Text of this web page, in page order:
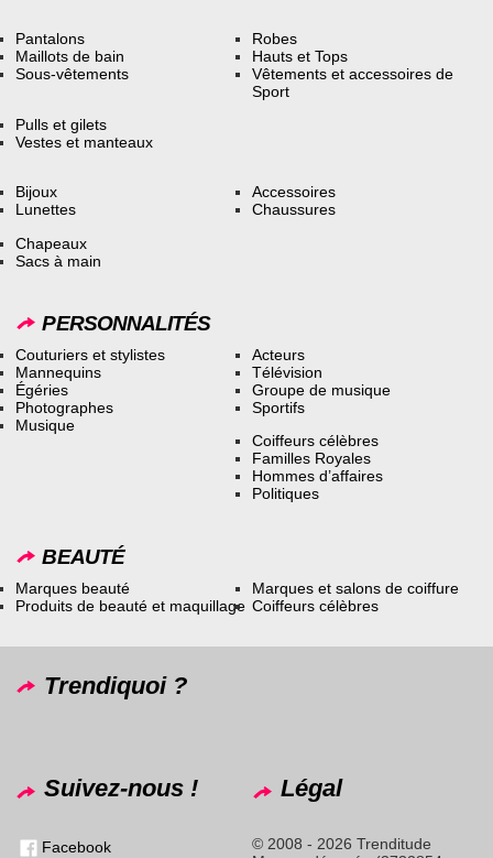
Pantalons
Maillots de bain
Sous-vêtements
Robes
Hauts et Tops
Vêtements et accessoires de
Sport
Pulls et gilets
Vestes et manteaux
Bijoux
Lunettes
Accessoires
Chaussures
Chapeaux
Sacs à main
PERSONNALITÉS
Couturiers et stylistes
Mannequins
Égéries
Photographes
Musique
Acteurs
Télévision
Groupe de musique
Sportifs
Coiffeurs célèbres
Familles Royales
Hommes d’affaires
Politiques
BEAUTÉ
Marques beauté
Produits de beauté et maquillage
Marques et salons de coiffure
Coiffeurs célèbres
Trendiquoi ?
Suivez-nous !
Facebook
Légal
© 2008 - 2026 Trenditude